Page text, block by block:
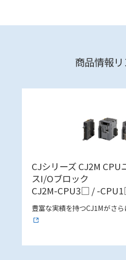
商品情報リ
CJシリーズ CJ2M CPU
スI/Oブロック
CJ2M-CPU3□ / -
豊富な実績を持つCJ1Mがさ